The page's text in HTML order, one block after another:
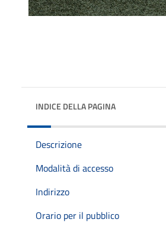
INDICE DELLA PAGINA
Descrizione
Modalità di accesso
Indirizzo
Orario per il pubblico